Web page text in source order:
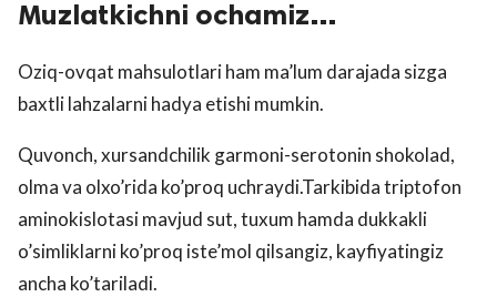
Muzlatkichni ochamiz…
Oziq-ovqat mahsulotlari ham ma’lum darajada sizga
baxtli lahzalarni hadya etishi mumkin.
Quvonch, xursandchilik garmoni-serotonin shokolad,
olma va olxo’rida ko’proq uchraydi.Tarkibida triptofon
aminokislotasi mavjud sut, tuxum hamda dukkakli
o’simliklarni ko’proq iste’mol qilsangiz, kayfiyatingiz
ancha ko’tariladi.